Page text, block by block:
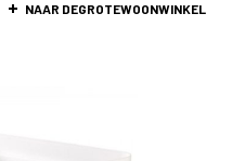
NAAR DEGROTEWOONWINKEL